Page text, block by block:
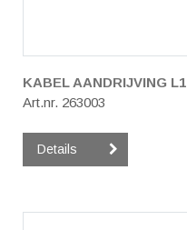
KABEL AANDRIJVING L1
Art.nr. 263003
Details